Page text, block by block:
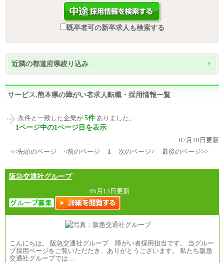
既卒者可の新卒求人も検索する
近隣の都道府県絞り込み +
サービス,熊本県の障がい者求人転職・採用情報一覧
条件と一致した企業が 5件 ありました。
1ページ中の1ページ目を表示
07月28日更新
<<先頭のページ
<前のページ 1 次のページ> 最後のページ>>
阪急交通社グループ
05月13日更新
こんにちは。 阪急交通社グループ 障がい者採用担当です。 当グルー
プ採用ページをご覧いただたき、ありがとうございます。 私たち阪急
交通社グループでは…